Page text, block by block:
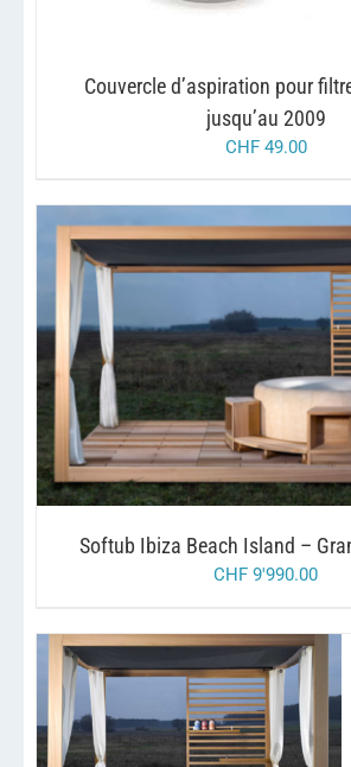
Couvercle d’aspiration pour
jusqu’au 2009
CHF49.00
AJOUTER AU PANIER
Softub Ibiza Beach Island –
CHF 9'990.00
AJOUTER AU PANIER / DETAILS